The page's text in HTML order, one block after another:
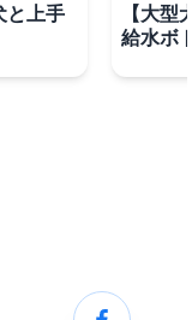
と上手
【大
給水ボ